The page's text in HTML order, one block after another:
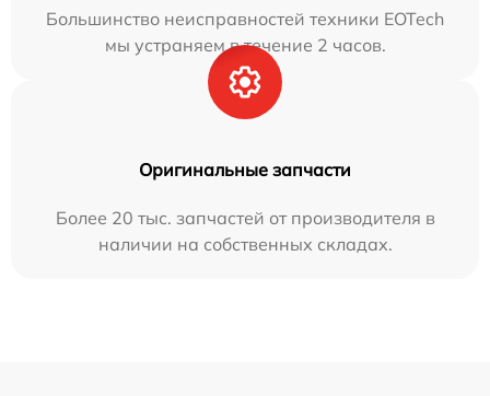
Большинство неисправностей техники EOTech
мы устраняем в течение 2 часов.
Оригинальные запчасти
Более 20 тыс. запчастей от производителя в
наличии на собственных складах.